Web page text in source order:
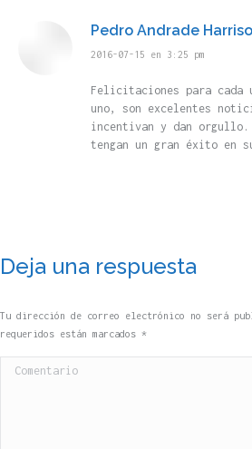
Pedro Andrade
dice:
2016-07-15 en 3:25 pm
Felicitaciones para cada
uno, son excelentes
incentivan y dan orgullo.
tengan un gran éxito en
Deja una respuesta
Tu dirección de correo electrónico no será
requeridos están marcados *
Comentario